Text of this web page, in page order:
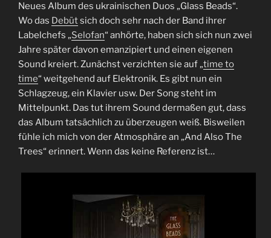
Neues Album des ukrainischen Duos „Glass Beads“.
Wo das Debütsich doch sehr nach der Band ihrer
Labelchefs „Selofan“ anhörte, haben sich sich nun zwei
Jahre später davon emanzipiert und einen eigenen
Sound kreiert. Zunächst verzichten sie auf „time to
time“ weitgehend auf Elektronik. Es gibt nun ein
Schlagzeug, ein Klavier usw. Der Song steht im
Mittelpunkt. Das tut ihrem Sound dermaßen gut, dass
das Album tatsächlich zu überzeugen weiß. Bisweilen
fühle ich mich von der Atmosphäre an „And Also The
Trees“ erinnert. Wenn das keine Referenz ist…